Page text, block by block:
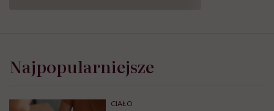
Najpopularniejsze
CIAŁO